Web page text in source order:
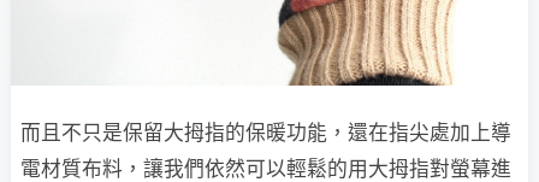
而且不只是保留大拇指的保暖功能，還在指尖處加上導
電材質布料，讓我們依然可以輕鬆的用大拇指對螢幕進